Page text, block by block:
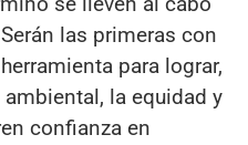
las primeras con
para lograr,
la equidad y
confianza en